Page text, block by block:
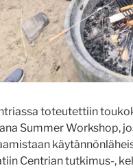
toteutettiin
Summer Workshop,
Centrian tutkimus-,